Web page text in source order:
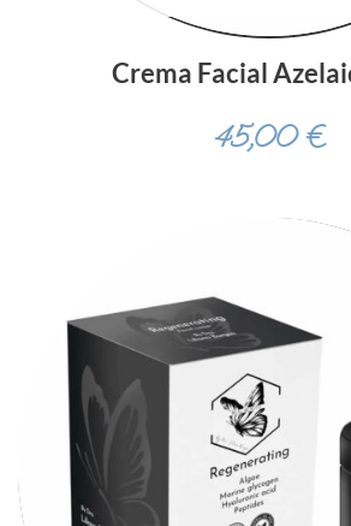
Crema Facial
45,00€